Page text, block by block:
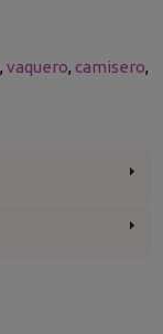
vaquero camisero